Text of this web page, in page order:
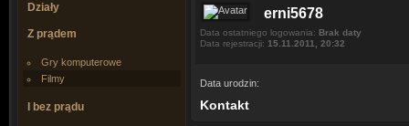
Działy
Z prądem
Gry komputerowe
Filmy
I bez prądu
erni5678
Data ostatniego logowania: Brak daty
Data rejestracji: 15.11.2011, 20:32
Data urodzin:
Kontakt